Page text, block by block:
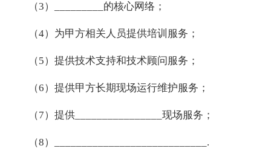
（3）_________的核心网络；
（4）为甲方相关人员提供培训服务；
（5）提供技术支持和技术顾问服务；
（6）提供甲方长期现场运行维护服务；
（7）提供________________现场服务；
（8）____________________________.